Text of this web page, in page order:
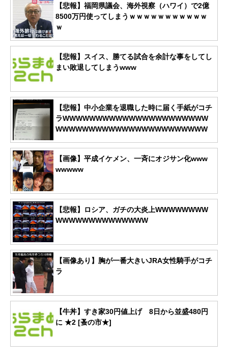
【悲報】福岡県議会、海外視察（ハワイ）で2億
8500万円使ってしまうｗｗｗｗｗｗｗｗｗｗｗ
ｗ
【悲報】スイス、勝てる試合を余計な事をしてし
まい敗退してしまうwww
【悲報】中小企業を退職した時に届く手紙がコチ
ラWWWWWWWWWWWWWWWWWWWWWW
WWWWWWWWWWWWWWWWWWWWWWW
【画像】平成イケメン、一斉にオジサン化www
wwwww
【悲報】ロシア、ガチの大炎上WWWWWWWW
WWWWWWWWWWWWWW
【画像あり】胸が一番大きいJRA女性騎手がコチ
ラ
【牛丼】すき家30円値上げ 8日から並盛480円
に ★2 [蚤の市★]